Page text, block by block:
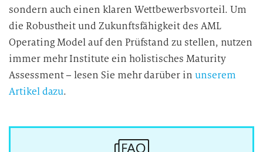
sondern auch einen klaren Wettbewerbsvorteil. Um
die Robustheit und Zukunftsfähigkeit des AML
Operating Model auf den Prüfstand zu stellen, nutzen
immer mehr Institute ein holistisches Maturity
Assessment – lesen Sie mehr darüber in unserem
Artikel dazu.